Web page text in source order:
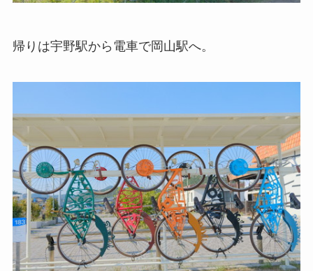
帰りは宇野駅から電車で岡山駅へ。